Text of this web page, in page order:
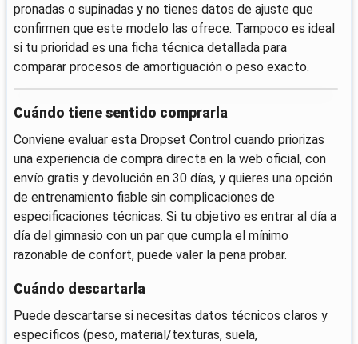
pronadas o supinadas y no tienes datos de ajuste que
confirmen que este modelo las ofrece. Tampoco es ideal
si tu prioridad es una ficha técnica detallada para
comparar procesos de amortiguación o peso exacto.
Cuándo tiene sentido comprarla
Conviene evaluar esta Dropset Control cuando priorizas
una experiencia de compra directa en la web oficial, con
envío gratis y devolución en 30 días, y quieres una opción
de entrenamiento fiable sin complicaciones de
especificaciones técnicas. Si tu objetivo es entrar al día a
día del gimnasio con un par que cumpla el mínimo
razonable de confort, puede valer la pena probar.
Cuándo descartarla
Puede descartarse si necesitas datos técnicos claros y
específicos (peso, material/texturas, suela,